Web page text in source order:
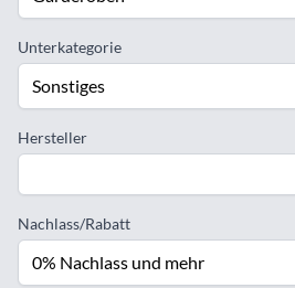
Unterkategorie
Hersteller
Nachlass/Rabatt